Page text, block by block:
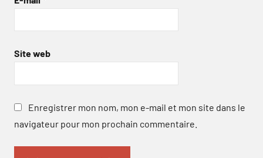
Site web
Enregistrer mon nom, mon e-mail et mon site dans le
navigateur pour mon prochain commentaire.